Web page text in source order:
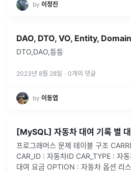
by 이정진
DAO, DTO, VO, Entity, Domain
DTO,DAO,등등
2023년 8월 28일 · 0개의 댓글
by 이동엽
[MySQL] 자동차 대여 기록 별 대
프로그래머스 문제 테이블 구조
CAR_ID : 자동차ID CAR_TYPE : 자
대여 요금 OPTION : 자동차 옵션 리